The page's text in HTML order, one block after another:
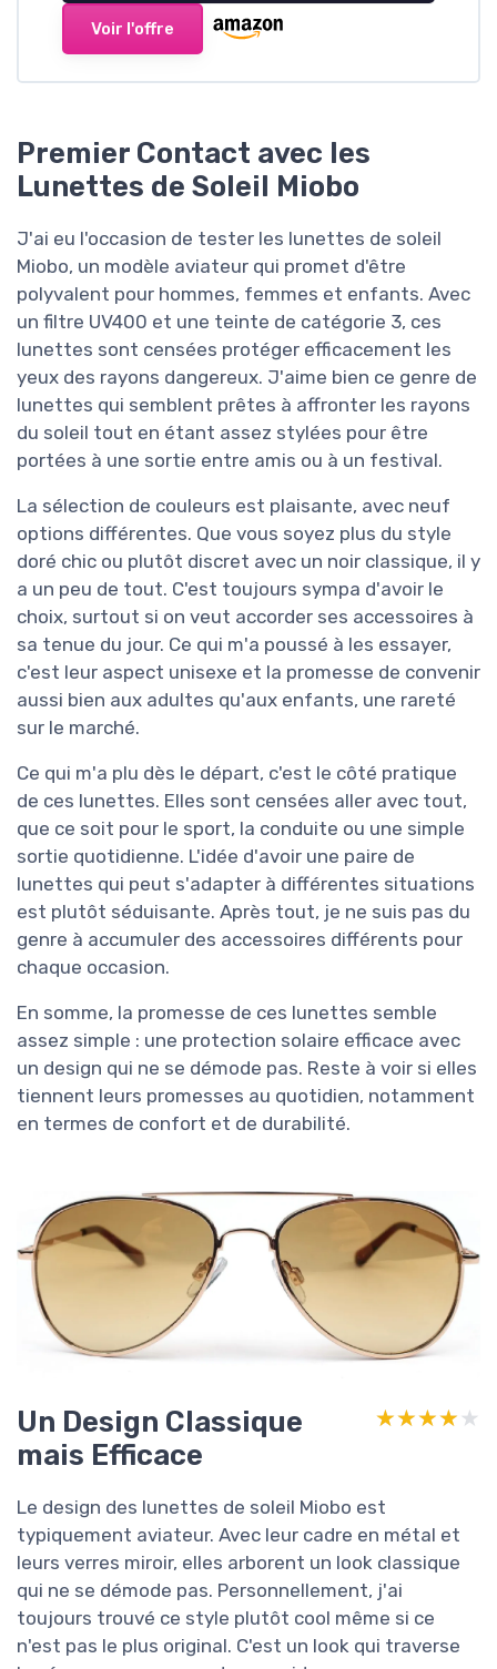
Voir l'offre
Premier Contact avec les
Lunettes de Soleil Miobo
J'ai eu l'occasion de tester les lunettes de soleil
Miobo, un modèle aviateur qui promet d'être
polyvalent pour hommes, femmes et enfants. Avec
un filtre UV400 et une teinte de catégorie 3, ces
lunettes sont censées protéger efficacement les
yeux des rayons dangereux. J'aime bien ce genre de
lunettes qui semblent prêtes à affronter les rayons
du soleil tout en étant assez stylées pour être
portées à une sortie entre amis ou à un festival.
La sélection de couleurs est plaisante, avec neuf
options différentes. Que vous soyez plus du style
doré chic ou plutôt discret avec un noir classique, il y
a un peu de tout. C'est toujours sympa d'avoir le
choix, surtout si on veut accorder ses accessoires à
sa tenue du jour. Ce qui m'a poussé à les essayer,
c'est leur aspect unisexe et la promesse de convenir
aussi bien aux adultes qu'aux enfants, une rareté
sur le marché.
Ce qui m'a plu dès le départ, c'est le côté pratique
de ces lunettes. Elles sont censées aller avec tout,
que ce soit pour le sport, la conduite ou une simple
sortie quotidienne. L'idée d'avoir une paire de
lunettes qui peut s'adapter à différentes situations
est plutôt séduisante. Après tout, je ne suis pas du
genre à accumuler des accessoires différents pour
chaque occasion.
En somme, la promesse de ces lunettes semble
assez simple : une protection solaire efficace avec
un design qui ne se démode pas. Reste à voir si elles
tiennent leurs promesses au quotidien, notamment
en termes de confort et de durabilité.
Un Design Classique
mais Efficace
★★★★★
★★★★★
Le design des lunettes de soleil Miobo est
typiquement aviateur. Avec leur cadre en métal et
leurs verres miroir, elles arborent un look classique
qui ne se démode pas. Personnellement, j'ai
toujours trouvé ce style plutôt cool même si ce
n'est pas le plus original. C'est un look qui traverse